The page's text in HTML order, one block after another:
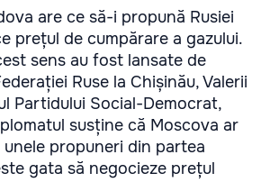
are ce să-i propună Rusiei
prețul de cumpărare a gazului.
sens au fost lansate de
Ruse la Chișinău, Valerii
Partidului Social-Democrat,
susține că Moscova ar
unele propuneri din partea
gata să negocieze prețul